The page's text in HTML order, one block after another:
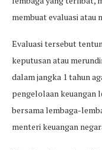
membuat evaluasi atau
Evaluasi tersebut
keputusan atau
dalam jangka 1 tahun
pengelolaan keuangan
bersama lembaga-
menteri keuangan